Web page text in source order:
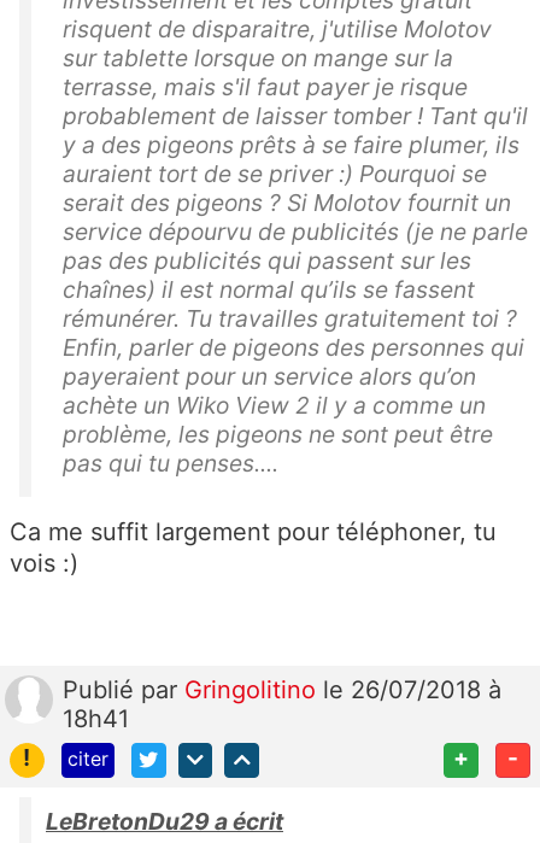
risquent de disparaitre, j'utilise Molotov
sur tablette lorsque on mange sur la
terrasse, mais s'il faut payer je risque
probablement de laisser tomber ! Tant qu'il
y a des pigeons prêts à se faire plumer, ils
auraient tort de se priver :) Pourquoi se
serait des pigeons ? Si Molotov fournit un
service dépourvu de publicités (je ne parle
pas des publicités qui passent sur les
chaînes) il est normal qu’ils se fassent
rémunérer. Tu travailles gratuitement toi ?
Enfin, parler de pigeons des personnes qui
payeraient pour un service alors qu’on
achète un Wiko View 2 il y a comme un
problème, les pigeons ne sont peut être
pas qui tu penses....
Ca me suffit largement pour téléphoner, tu
vois :)
Publié par Gringolitino le 26/07/2018 à
18h41
!
citer + -
LeBretonDu29 a écrit